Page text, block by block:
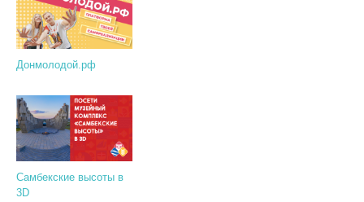
Донмолодой.рф
Самбекские высоты в
3D